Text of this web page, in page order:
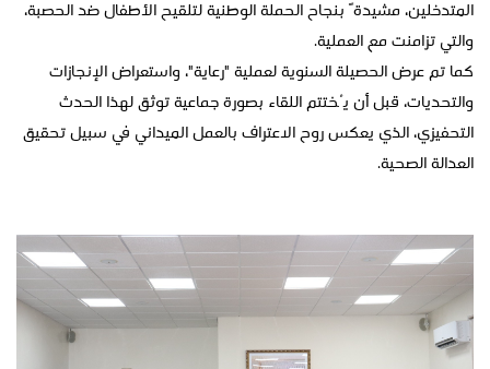
المتدخلين، مشيدةً بنجاح الحملة الوطنية لتلقيح الأطفال ضد الحصبة،
والتي تزامنت مع العملية.
كما تم عرض الحصيلة السنوية لعملية "رعاية"، واستعراض الإنجازات
والتحديات، قبل أن يُختتم اللقاء بصورة جماعية توثق لهذا الحدث
التحفيزي، الذي يعكس روح الاعتراف بالعمل الميداني في سبيل تحقيق
العدالة الصحية.